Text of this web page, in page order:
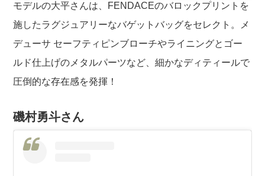
モデルの大平さんは、FENDACEのバロックプリントを
施したラグジュアリーなバゲットバッグをセレクト。メ
デューサ セーフティピンブローチやライニングとゴー
ルド仕上げのメタルパーツなど、細かなディティールで
圧倒的な存在感を発揮！
磯村勇斗さん